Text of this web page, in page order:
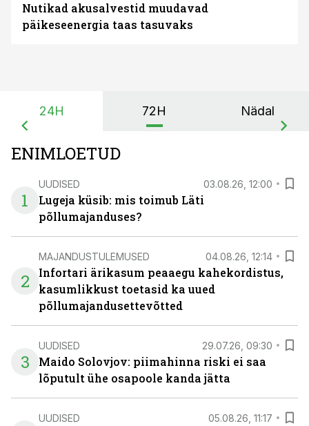
Nutikad akusalvestid muudavad
päikeseenergia taas tasuvaks
24H 72H Nädal
ENIMLOETUD
1
UUDISED 03.08.26, 12:00
Lugeja küsib: mis toimub Läti
põllumajanduses?
2
MAJANDUSTULEMUSED 04.08.26, 12:14
Infortari ärikasum peaaegu kahekordistus,
kasumlikkust toetasid ka uued
põllumajandusettevõtted
3
UUDISED 29.07.26, 09:30
Maido Solovjov: piimahinna riski ei saa
lõputult ühe osapoole kanda jätta
UUDISED 05.08.26, 11:17